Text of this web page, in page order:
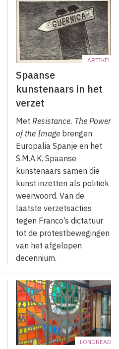
ARTIKEL
Spaanse
kunstenaars in het
verzet
Met Resistance. The Power
of the Image brengen
Europalia Spanje en het
S.M.A.K. Spaanse
kunstenaars samen die
kunst inzetten als politiek
weerwoord. Van de
laatste verzetsacties
tegen Franco’s dictatuur
tot de protestbewegingen
van het afgelopen
decennium.
LONGREAD